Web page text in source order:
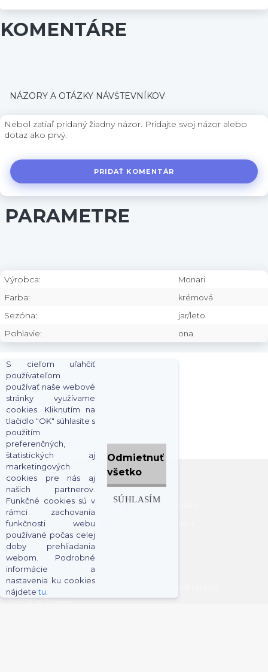
S cieľom uľahčiť
používateľom
používať naše webové
stránky využívame
cookies. Kliknutím na
tlačidlo "OK" súhlasíte s
použitím
preferenčných,
štatistických aj
marketingových
cookies pre nás aj
našich partnerov.
Funkčné cookies sú v
rámci zachovania
funkčnosti webu
používané počas celej
doby prehliadania
webom. Podrobné
informácie a
nastavenia ku cookies
nájdetetu
Odmietnuť
všetko
SÚHLASÍM
KOMENTÁRE
NÁZORY A OTÁZKY NÁVŠTEVNÍKOV
Nebol zatiaľ pridaný žiadny názor. Pridajte svoj názor alebo
dotaz ako prvý.
PRIDAŤ KOMENTÁR
PARAMETRE
Výrobca: Monari
Farba: krémová
Sezóna: jar/leto
Pohlavie: ona
Sociálne siete
OK Moda - OK Men
OK Moda Zvolen
OK Moda Nitra
OK Móda STORE
Kontaktné údaje
email: info@okmoda.ooo
Dôležité odkazy
Ochrana osobných údajov
Vrátenie tovaru